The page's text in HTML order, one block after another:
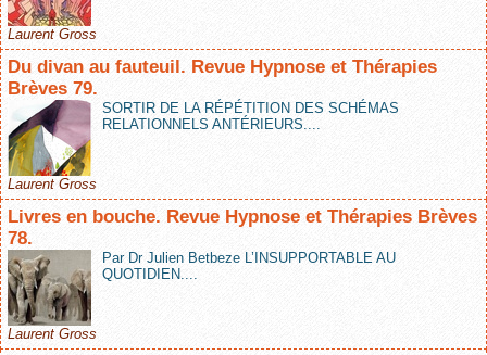
Laurent Gross
Du divan au fauteuil. Revue Hypnose et Thérapies
Brèves 79.
SORTIR DE LA RÉPÉTITION DES SCHÉMAS
RELATIONNELS ANTÉRIEURS....
Laurent Gross
Livres en bouche. Revue Hypnose et Thérapies Brèves
78.
Par Dr Julien Betbeze L’INSUPPORTABLE AU
QUOTIDIEN....
Laurent Gross